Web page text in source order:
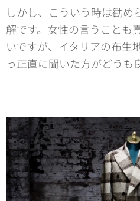
しかし、こういう時は勧め
解です。女性の言うことも
いですが、イタリアの布生
っ正直に聞いた方がどうも